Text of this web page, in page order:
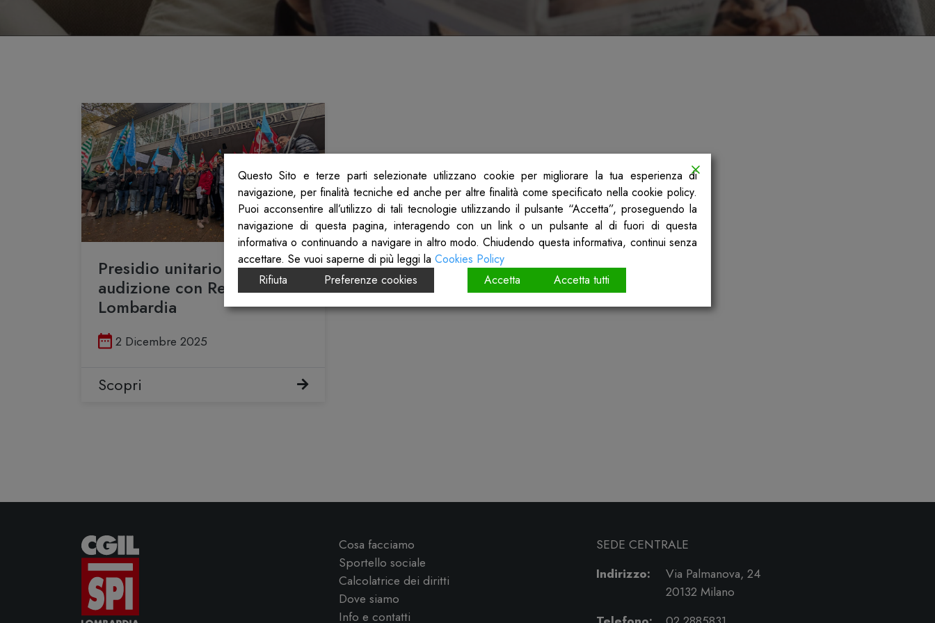
Presidio unitario disabilità:
audizione con Regione
Lombardia
Pubblicato il
2 Dicembre 2025
Scopri
Cosa facciamo
Sportello sociale
Calcolatrice dei diritti
Dove siamo
Info e contatti
SEDE CENTRALE
Indirizzo:
Via Palmanova, 24
20132 Milano
Questo Sito e terze parti selezionate utilizzano cookie per migliorare la tua esperienza di
navigazione, per finalità tecniche ed anche per altre finalità come specificato nella cookie policy.
Puoi acconsentire all’utilizzo di tali tecnologie utilizzando il pulsante “Accetta”, proseguendo la
navigazione di questa pagina, interagendo con un link o un pulsante al di fuori di questa
informativa o continuando a navigare in altro modo. Chiudendo questa informativa, continui senza
accettare. Se vuoi saperne di più leggi la Cookies Policy
Rifiuta
Preferenze cookies Accetta Accetta tutti